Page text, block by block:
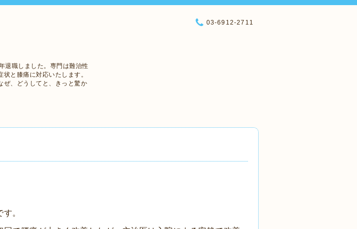
退職しました。専門は難治性
と膝痛に対応いたします。
ぜ、どうしてと、きっと驚か
03-6912-2711
。